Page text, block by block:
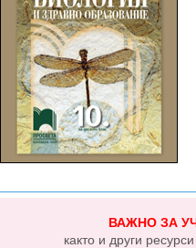
ВАЖНО ЗА
както и други